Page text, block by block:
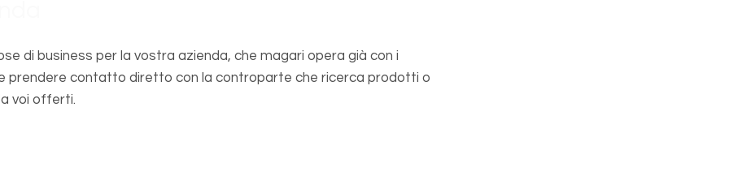
di business per la vostra azienda, che magari opera già con i
prendere contatto diretto con la controparte che ricerca prodotti o
voi offerti.